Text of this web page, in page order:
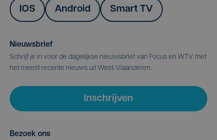
IOS Android Smart TV
Nieuwsbrief
Schrijf je in voor de dagelijkse nieuwsbrief van Focus en WTV met
het meest recente nieuws uit West-Vlaanderen.
Inschrijven
Bezoek ons